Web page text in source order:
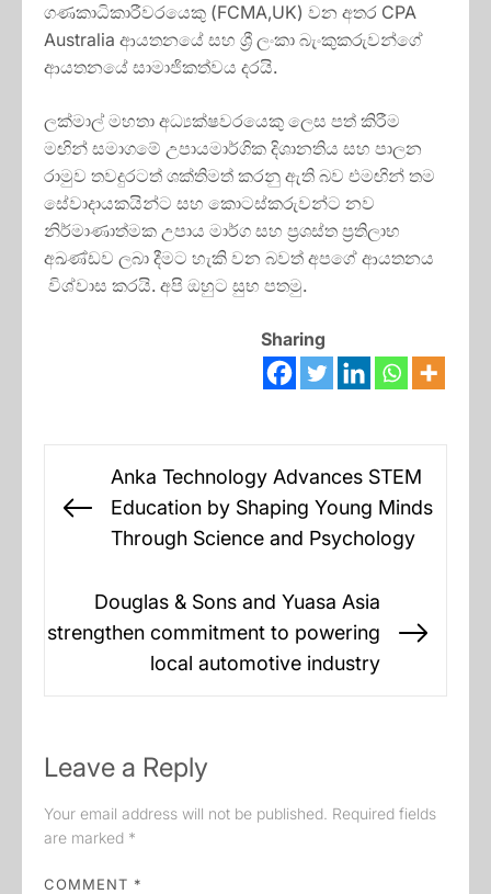
ගණකාධිකාරීවරයෙකු (FCMA,UK) වන අතර CPA
Australia ආයතනයේ සහ ශ්‍රී ලංකා බැංකුකරුවන්ගේ
ආයතනයේ සාමාජිකත්වය දරයි.
ලක්මාල් මහතා අධ්‍යක්ෂවරයෙකු ලෙස පත් කිරීම
මඟින් සමාගමේ උපායමාර්ගික දිශානතිය සහ පාලන
රාමුව තවදුරටත් ශක්තිමත් කරනු ඇති බව එමඟින් තම
සේවාදායකයින්ට සහ කොටස්කරුවන්ට නව
නිර්මාණාත්මක උපාය මාර්ග සහ ප්‍රශස්ත ප්‍රතිලාභ
අඛණ්ඩව ලබා දීමට හැකි වන බවත් අපගේ ආයතනය
විශ්වාස කරයි. අපි ඔහුට සුභ පතමු.
Sharing
navigation
Previous
Anka Technology Advances STEM
Education by Shaping Young Minds
Through Science and Psychology
Douglas & Sons and Yuasa Asia
strengthen commitment to powering
local automotive industry
Leave a Reply
Your email address will not be published. Required fields
are marked *
COMMENT *